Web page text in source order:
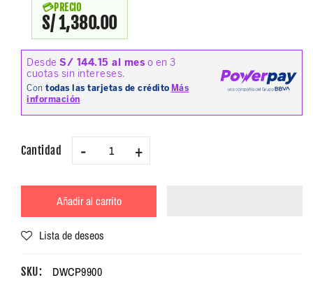
PRECIO
S/ 1,380.00
Cantidad - +
Añadir al carrito
Lista de deseos
SKU: DWCP9900